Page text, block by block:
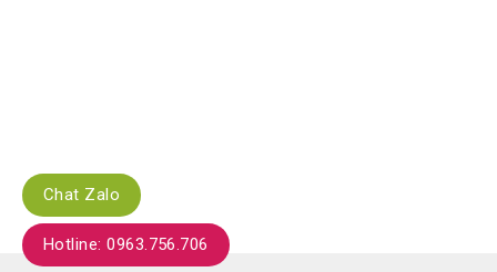
Chat Zalo
Hotline: 0963.756.706